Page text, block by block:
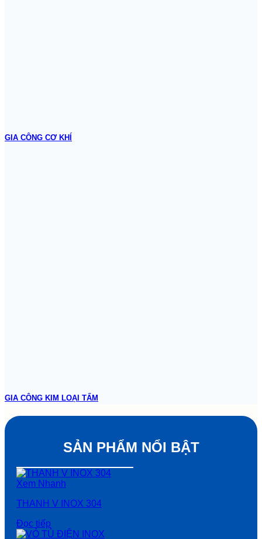
GIA CÔNG CƠ KHÍ
GIA CÔNG KIM LOẠI TẤM
SẢN PHẨM NỔI BẬT
Xem Nhanh
THANH V INOX 304
Đọc tiếp